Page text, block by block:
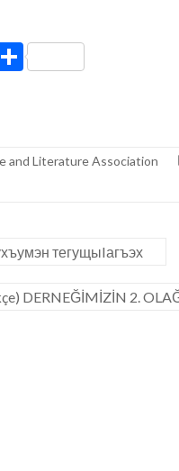
S
and Literature Association
тегущыIагъэх
DERNEĞİMİZİN 2.